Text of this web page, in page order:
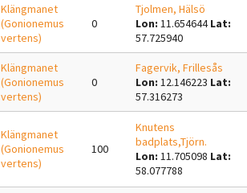
Klängmanet
(Gonionemus
vertens)
0
Tjolmen, Hälsö
Lon: 11.654644Lat:
57.725940
Klängmanet
(Gonionemus
vertens)
0
Fagervik, Frillesås
Lon: 12.146223 Lat:
57.316273
Klängmanet
(Gonionemus
vertens)
100
Knutens
badplats,Tjörn.
Lon: 11.705098 Lat:
58.077788